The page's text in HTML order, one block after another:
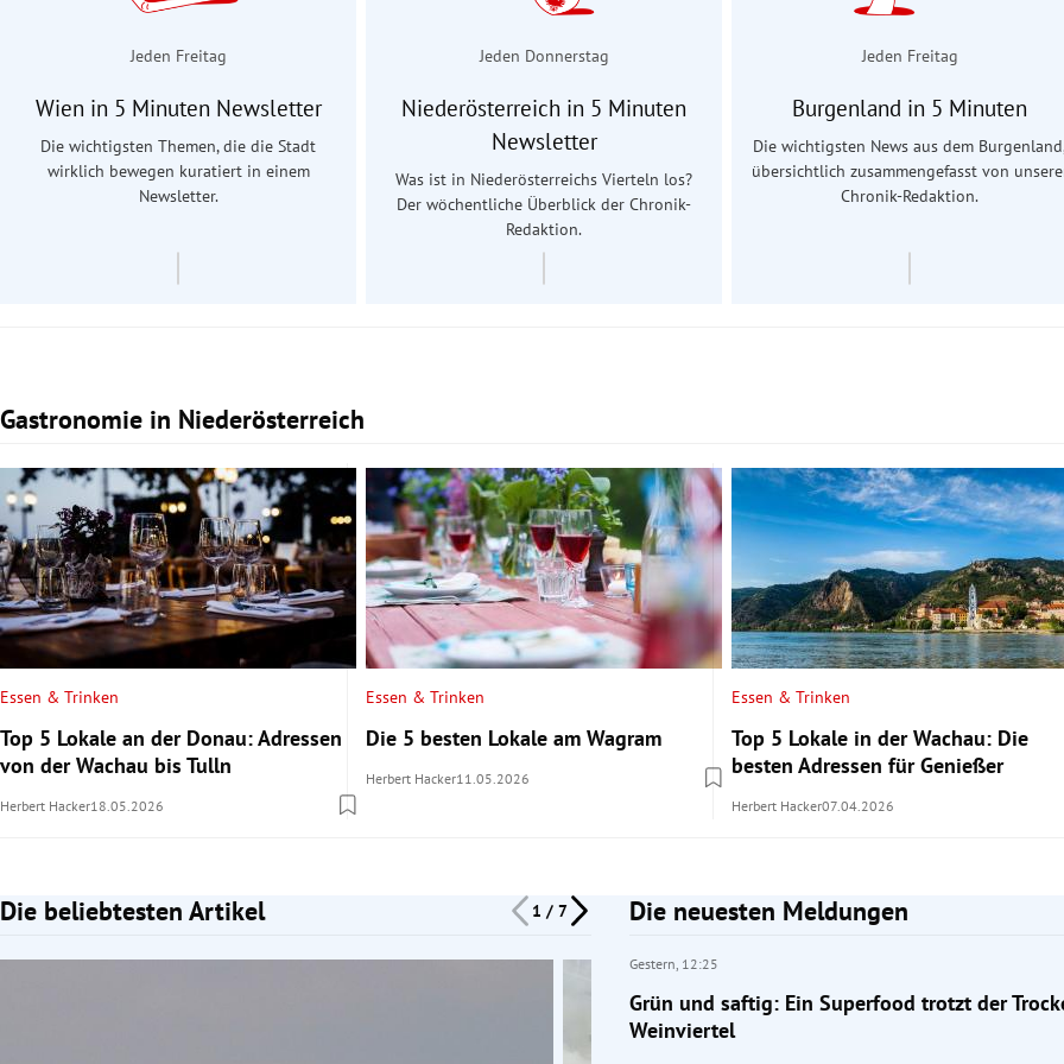
Jeden Freitag
Wien in 5 Minuten Newsletter
Die wichtigsten Themen, die die Stadt
wirklich bewegen kuratiert in einem
Newsletter.
Jeden Donnerstag
Niederösterreich in 5 Minuten
Newsletter
Was ist in Niederösterreichs Vierteln los?
Der wöchentliche Überblick der Chronik-
Redaktion.
Jeden Freitag
Burgenland in 5 Minuten
Die wichtigsten News aus dem
übersichtlich zusammengefasst von
Chronik-Redaktion.
Gastronomie in Niederösterreich
Slide 1 von 5
Essen & Trinken
Top 5 Lokale an der Donau: Adressen
von der Wachau bis Tulln
Herbert Hacker18.05.2026
Essen & Trinken
Die 5 besten Lokale am Wagram
Herbert Hacker11.05.2026
Essen & Trinken
Top 5 Lokale in der Wachau: Die
besten Adressen für Genießer
Herbert Hacker07.04.2026
Die beliebtesten Artikel 1 / 7
Slide 1 von 7 Die neuesten Meldungen
Gestern, 12:25
Grün und saftig: Ein Superfood trotzt der
Weinviertel